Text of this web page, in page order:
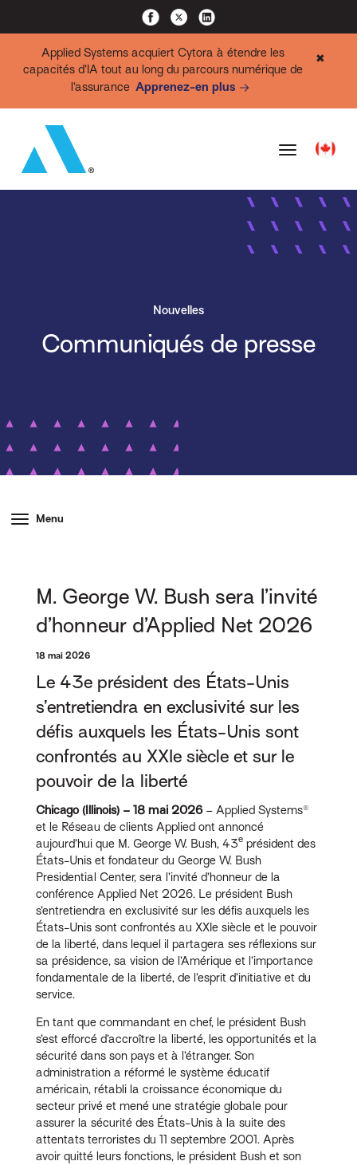
Applied Systems acquiert Cytora à étendre les
capacités d’IA tout au long du parcours numérique de
l’assurance Apprenez-en plus
✖
Nouvelles
Communiqués de presse
Menu
M. George W. Bush sera l’invité
d’honneur d’Applied Net 2026
18 mai 2026
Le 43e président des États-Unis
s’entretiendra en exclusivité sur les
défis auxquels les États-Unis sont
confrontés au XXIe siècle et sur le
pouvoir de la liberté
Chicago (Illinois) – 18 mai 2026– Applied Systems®
et le Réseau de clients Applied ont annoncé
aujourd’hui que M. George W. Bush, 43e président des
États-Unis et fondateur du George W. Bush
Presidential Center, sera l’invité d’honneur de la
conférence Applied Net 2026. Le président Bush
s’entretiendra en exclusivité sur les défis auxquels les
États-Unis sont confrontés au XXIe siècle et le pouvoir
de la liberté, dans lequel il partagera ses réflexions sur
sa présidence, sa vision de l’Amérique et l’importance
fondamentale de la liberté, de l’esprit d’initiative et du
service.
En tant que commandant en chef, le président Bush
s’est efforcé d’accroître la liberté, les opportunités et la
sécurité dans son pays et à l’étranger. Son
administration a réformé le système éducatif
américain, rétabli la croissance économique du
secteur privé et mené une stratégie globale pour
assurer la sécurité des États-Unis à la suite des
attentats terroristes du 11 septembre 2001. Après
avoir quitté leurs fonctions, le président Bush et son